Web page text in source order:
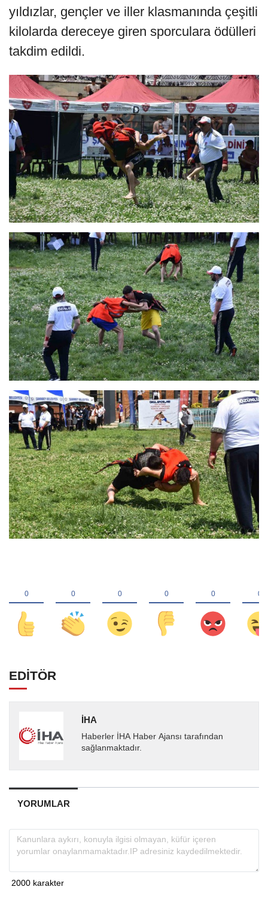
yıldızlar, gençler ve iller klasmanında çeşitli
kilolarda dereceye giren sporculara ödülleri
takdim edildi.
EDİTÖR
İHA
Haberler İHA Haber Ajansı tarafından
sağlanmaktadır.
YORUMLAR